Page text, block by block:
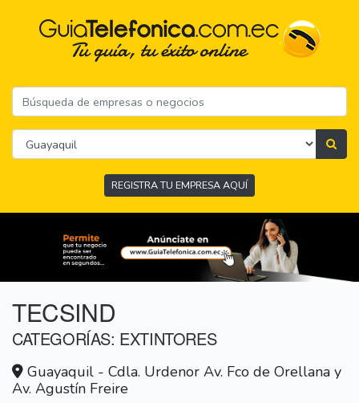
REGISTRA TU EMPRESA AQUÍ
TECSIND
CATEGORÍAS: EXTINTORES
Guayaquil - Cdla. Urdenor Av. Fco de Orellana y
Av. Agustín Freire